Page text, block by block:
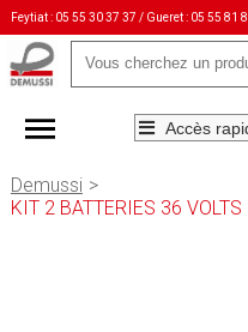
Feytiat : 05 55 30 37 37 / Gueret : 05 55 81
Mots-
clés
Demussi
KIT 2 BATTERIES 36